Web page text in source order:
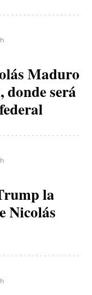
Maduro
donde será
la
Nicolás